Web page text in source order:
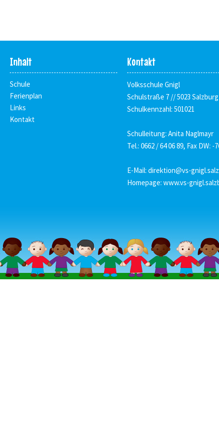
Inhalt
Schule
Ferienplan
Links
Kontakt
Kontakt
Volksschule Gnigl
Schulstraße 7 // 5023 Salzburg
Schulkennzahl: 501021
Schulleitung: Anita Naglmayr
Tel.: 0662 / 64 06 89, Fax DW: -
E-Mail: direktion@vs-
Homepage: www.vs-